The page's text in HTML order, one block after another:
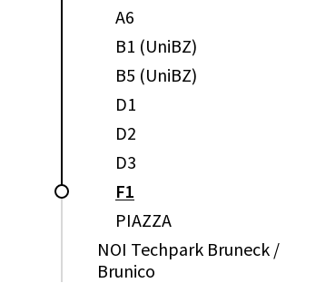
A6
B1 (UniBZ)
B5 (UniBZ)
D1
D2
D3
F1
PIAZZA
NOI Techpark Bruneck /
Brunico